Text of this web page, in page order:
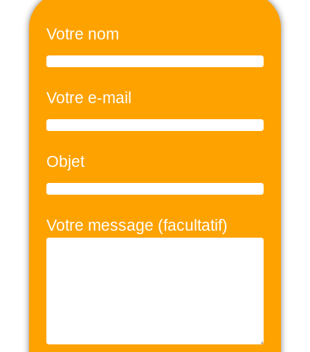
Votre nom
Votre e-mail
Objet
Votre message (facultatif)